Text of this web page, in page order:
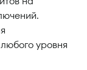
уровня